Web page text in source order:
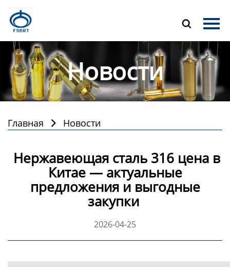

Главная
Продукция
О Нас
Новости
Новости
Главная  Новости
Нержавеющая сталь 316 цена в
Китае — актуальные
предложения и выгодные
закупки
2026-04-25